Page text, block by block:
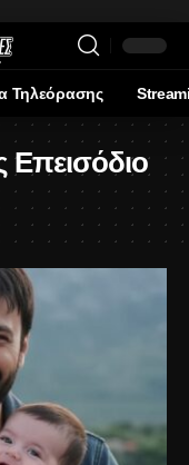
Τηλεόρασης
Επεισόδιο